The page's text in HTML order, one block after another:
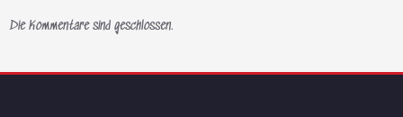
Die Kommentare sind geschlossen.